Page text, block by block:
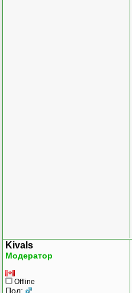
Kivals
Модератор
Offline
Пол: